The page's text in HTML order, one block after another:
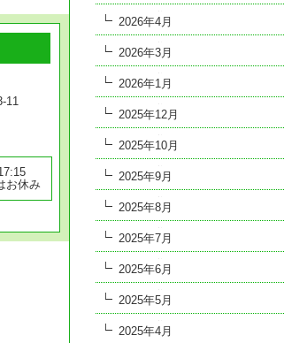
2026年4月
2026年3月
2026年1月
2025年12月
2025年10月
2025年9月
2025年8月
2025年7月
2025年6月
2025年5月
2025年4月
11
お休み